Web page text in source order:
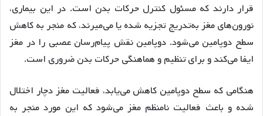
قرار دارند که مسئول کنترل حرکات بدن است. در این بیماری،
نورون‌های مغز به‌تدریج تجزیه شده یا می‌میرند، که منجر به کاهش
سطح دوپامین می‌شود. دوپامین نقش پیام‌رسان عصبی را در مغز
ایفا می‌کند و برای تنظیم و هماهنگی حرکات بدن ضروری است.
هنگامی که سطح دوپامین کاهش می‌یابد، فعالیت مغز دچار اختلال
شده و باعث فعالیت نامنظم مغز می‌شود که این مورد منجر به